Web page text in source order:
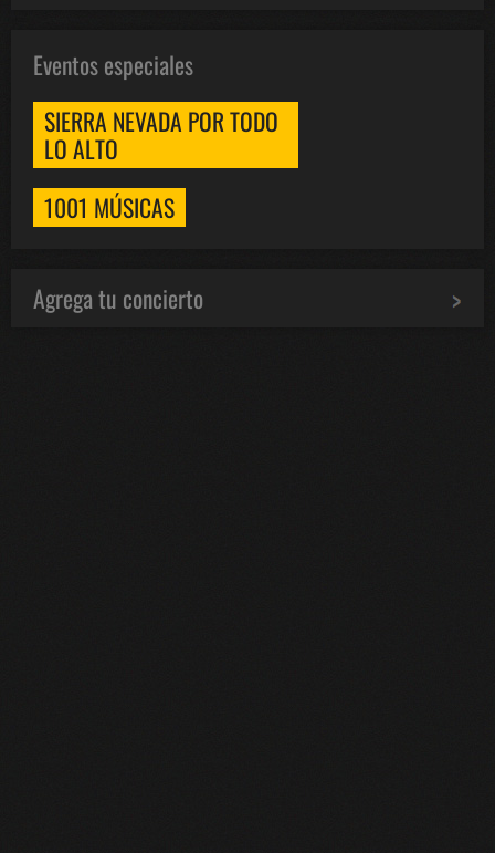
Eventos especiales
SIERRA NEVADA POR TODO
LO ALTO
1001 MÚSICAS
Agrega tu concierto